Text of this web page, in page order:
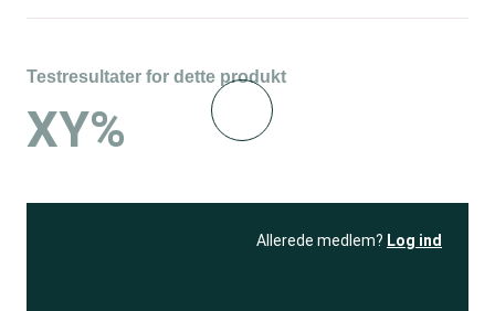
Testresultater for dette produkt
XY%
Allerede medlem? Log ind